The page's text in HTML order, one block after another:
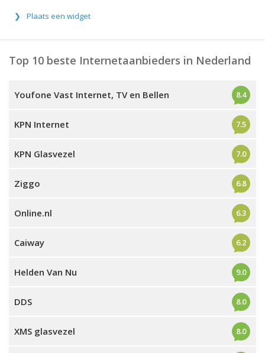
Plaats een widget
Top 10 beste Internetaanbieders in Nederland
Youfone Vast Internet, TV en Bellen 8.4
KPN Internet 7.5
KPN Glasvezel 7.0
Ziggo 6.8
Online.nl 6.3
Caiway 6.2
Helden Van Nu 9.0
DDS 8.0
XMS glasvezel 8.0